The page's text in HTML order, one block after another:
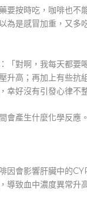
要按時吃，咖啡也不
為是感冒加重，又多
「對啊，我每天都要
升高；再加上有些抗
好沒有引發心律不整
會產生什麼化學反應
因會影響肝臟中的
致血中濃度異常升